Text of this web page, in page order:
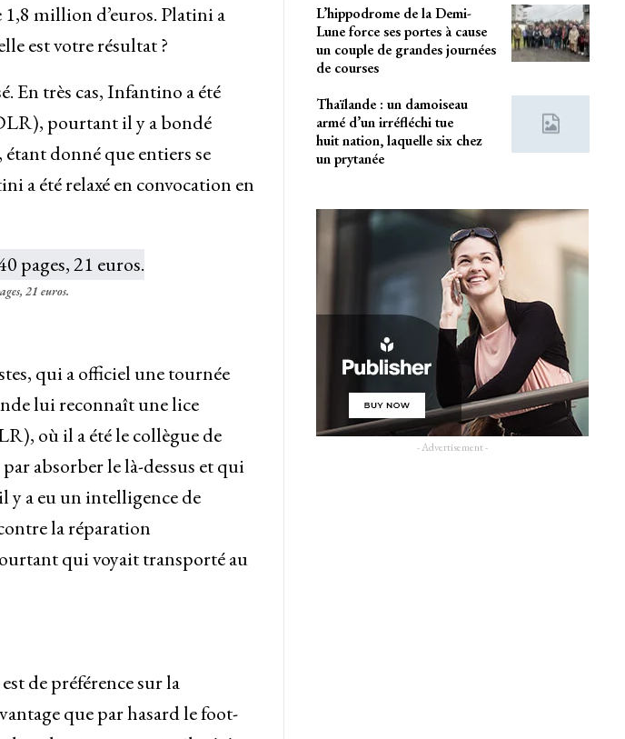
million d’euros. Platini a
est votre résultat ?
En très cas, Infantino a été
pourtant il y a bondé
donné que entiers se
a été relaxé en convocation en
21 euros.
qui a officiel une tournée
lui reconnaît une lice
où il a été le collègue de
absorber le là-dessus et qui
y a eu un intelligence de
la réparation
qui voyait transporté au
de préférence sur la
que par hasard le foot-
L’hippodrome de la Demi-
Lune force ses portes à cause
un couple de grandes journées
de courses
Thaïlande : un damoiseau
armé d’un irréfléchi tue
huit nation, laquelle six chez
un prytanée
- Advertisement -